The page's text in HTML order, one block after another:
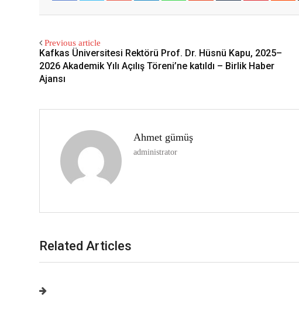
Previous article
Kafkas Üniversitesi Rektörü Prof. Dr. Hüsnü Kapu, 2025–
2026 Akademik Yılı Açılış Töreni’ne katıldı – Birlik Haber
Ajansı
Ahmet gümüş
administrator
Related Articles